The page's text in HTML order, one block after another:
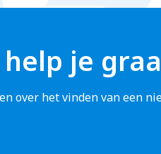
je
over het vinden van een